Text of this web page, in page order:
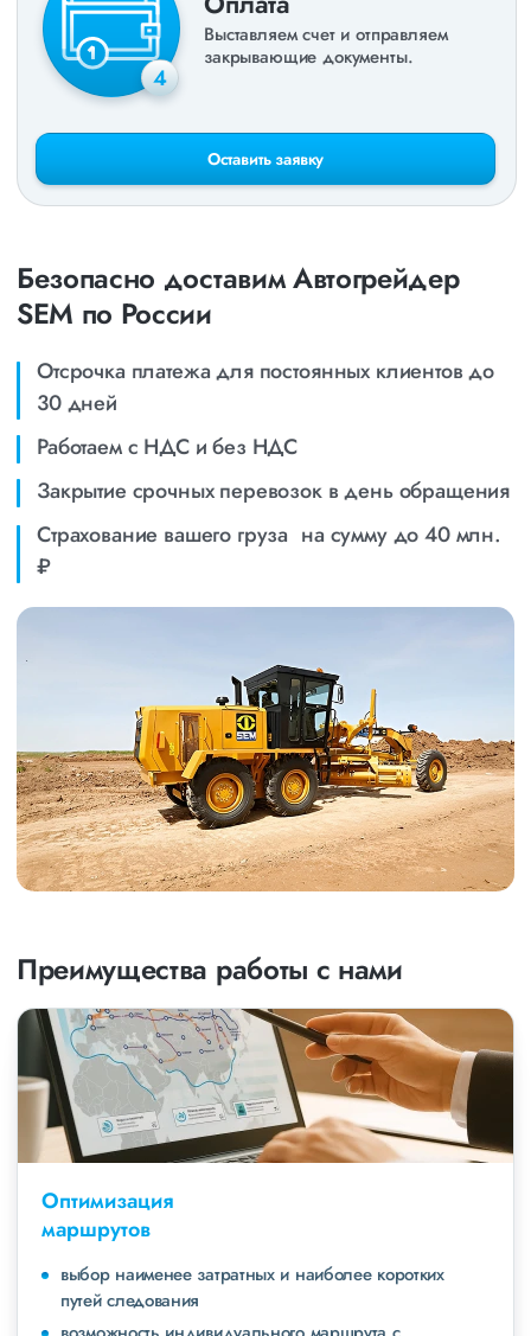
4
Выставляем счет и отправляем
закрывающие документы.
Оставить заявку
Безопасно доставим Автогрейдер
SEM по России
Отсрочка платежа для постоянных клиентов до
30 дней
Работаем с НДС и без НДС
Закрытие срочных перевозок в день обращения
Страхование вашего груза на сумму до 40 млн.
₽
Преимущества работы с нами
Оптимизация
маршрутов
выбор наименее затратных и наиболее коротких
путей следования